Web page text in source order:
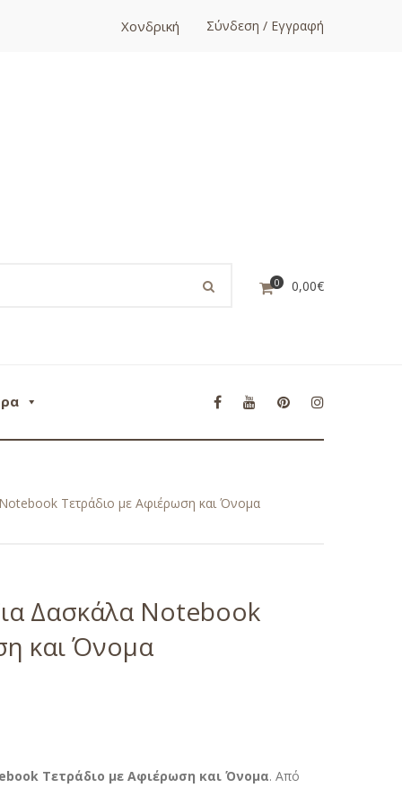
Χονδρική Σύνδεση / Εγγραφή
0 0,00€
Τετράδιο με Αφιέρωση και Όνομα
Δασκάλα Notebook
και Όνομα
Τετράδιο με Αφιέρωση και Όνομα. Από